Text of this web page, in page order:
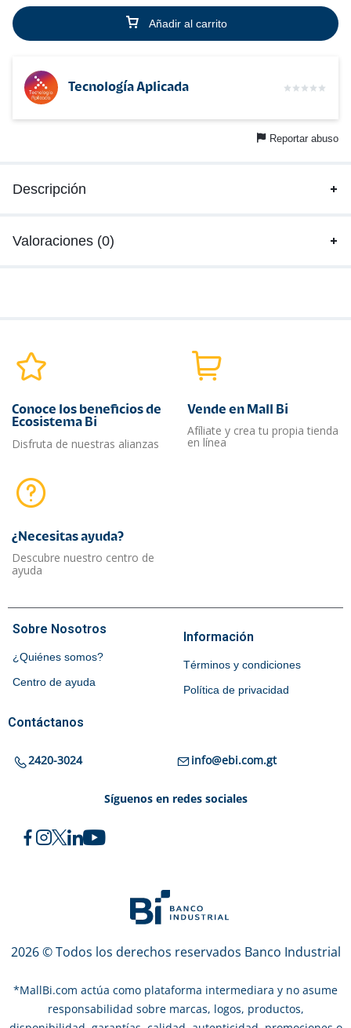
Añadir al carrito
Tecnología Aplicada
Reportar abuso
Descripción
Valoraciones (0)
Conoce los beneficios de
Ecosistema Bi
Disfruta de nuestras alianzas
Vende en Mall Bi
Afíliate y crea tu propia tienda
en línea
¿Necesitas ayuda?​
Descubre nuestro centro de
ayuda
Sobre Nosotros
¿Quiénes somos?
Centro de ayuda
Información
Términos y condiciones
Política de privacidad
Contáctanos
2420-3024 info@ebi.com.gt
Síguenos en redes sociales
2026 © Todos los derechos reservados Banco Industrial
*MallBi.com actúa como plataforma intermediara y no asume
responsabilidad sobre marcas, logos, productos,